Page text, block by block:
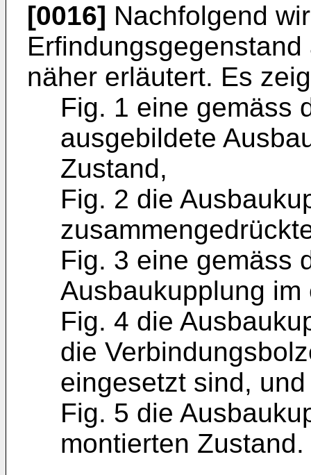
[0016] Nachfolgend
näher erläutert. Es
Fig. 1 eine gemäss
ausgebildete
Zustand,
Fig. 2 die
Fig. 3 eine gemäss
Ausbaukupplung
Fig. 4 die
die
eingesetzt sind, und
Fig. 5 die
montierten Zustand.